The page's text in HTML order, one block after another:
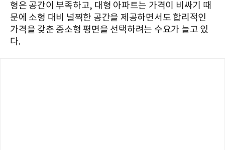
형은 공간이 부족하고, 대형 아파트는 가격이 비싸기 때
문에 소형 대비 널찍한 공간을 제공하면서도 합리적인
가격을 갖춘 중소형 평면을 선택하려는 수요가 늘고 있
다.